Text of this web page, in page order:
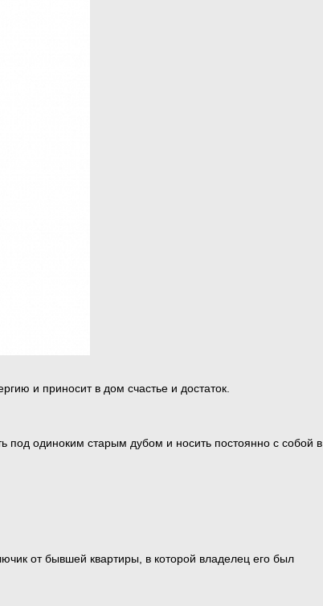
и приносит в дом счастье и достаток.
под одиноким старым дубом и носить постоянно с собой в
от бывшей квартиры, в которой владелец его был